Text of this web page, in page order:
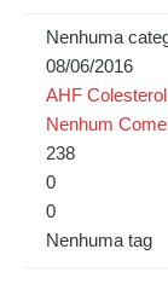
Nenhuma
08/06/2016
AHF Colesterol
Nenhum
238
0
0
Nenhuma tag